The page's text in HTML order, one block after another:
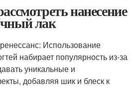
нанесение
лак
Использование
набирает популярность из-за
уникальные и
добавляя шик и блеск к